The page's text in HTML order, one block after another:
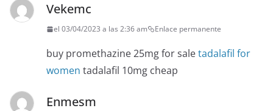
Vekemc
el 03/04/2023 a las 2:36 am Enlace permanente
buy promethazine 25mg for saletadalafil for
women tadalafil 10mg cheap
Enmesm